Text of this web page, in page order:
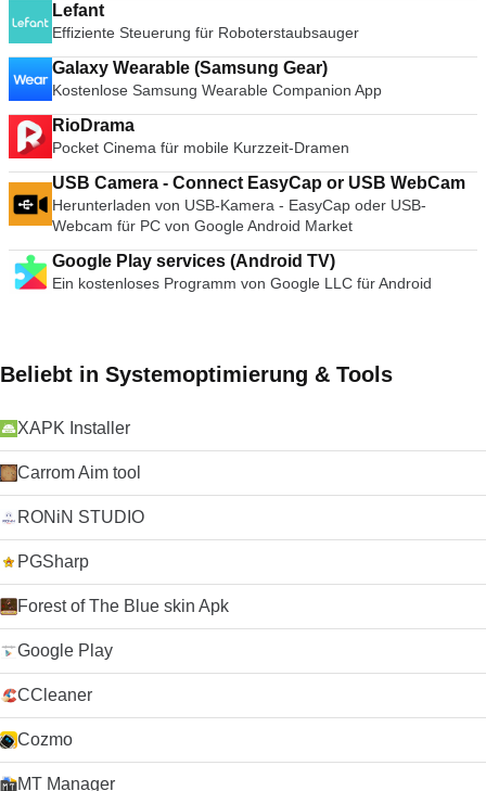
Lefant
Effiziente Steuerung für Roboterstaubsauger
Galaxy Wearable (Samsung Gear)
Kostenlose Samsung Wearable Companion App
RioDrama
Pocket Cinema für mobile Kurzzeit-Dramen
USB Camera - Connect EasyCap or USB WebCam
Herunterladen von USB-Kamera - EasyCap oder USB-
Webcam für PC von Google Android Market
Google Play services (Android TV)
Ein kostenloses Programm von Google LLC für Android
Beliebt in Systemoptimierung & Tools
XAPK Installer
Carrom Aim tool
RONiN STUDIO
PGSharp
Forest of The Blue skin Apk
Google Play
CCleaner
Cozmo
MT Manager